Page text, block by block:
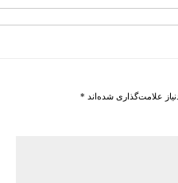
علامت‌گذاری شده‌اند *